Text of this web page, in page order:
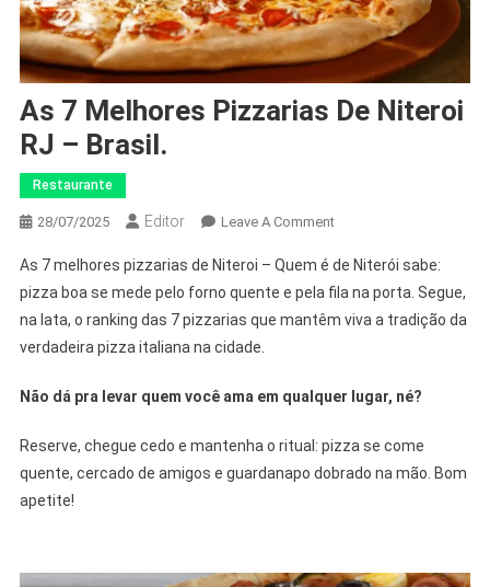
As 7 Melhores Pizzarias De Niteroi
RJ – Brasil.
Restaurante
28/07/2025 Editor Leave A Comment
As 7 melhores pizzarias de Niteroi – Quem é de Niterói sabe:
pizza boa se mede pelo forno quente e pela fila na porta. Segue,
na lata, o ranking das 7 pizzarias que mantêm viva a tradição da
verdadeira pizza italiana na cidade.
Não dá pra levar quem você ama em qualquer lugar, né?
Reserve, chegue cedo e mantenha o ritual: pizza se come
quente, cercado de amigos e guardanapo dobrado na mão. Bom
apetite!